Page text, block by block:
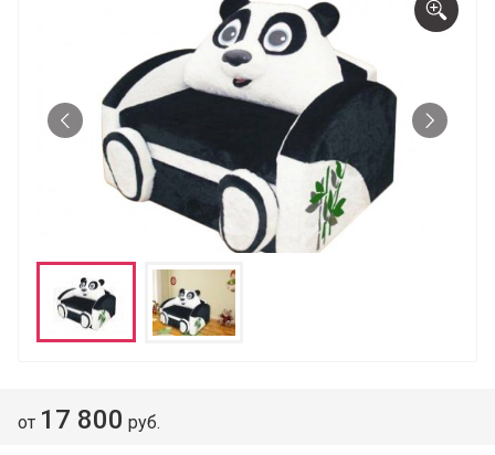
от 17 800 руб.